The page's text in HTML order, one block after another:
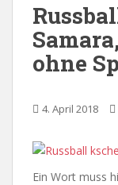
ohne
4. April 2018
Ein Wort muss